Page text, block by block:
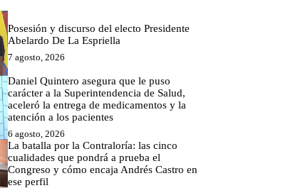
Posesión y discurso del electo Presidente
Abelardo De La Espriella
7 agosto, 2026
Daniel Quintero asegura que le puso
carácter a la Superintendencia de Salud,
aceleró la entrega de medicamentos y la
atención a los pacientes
6 agosto, 2026
La batalla por la Contraloría: las cinco
cualidades que pondrá a prueba el
Congreso y cómo encaja Andrés Castro en
ese perfil